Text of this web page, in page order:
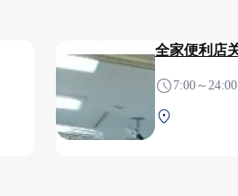
全家便利店
7:00～24:00